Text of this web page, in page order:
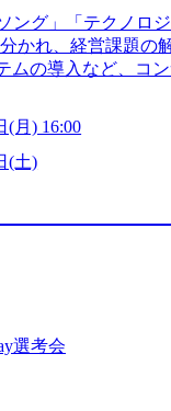
ベンチャー。創業
public/images/
業界を経験するこ
内スカウトや社内
内装8億円超のか
ランキング受賞歴
の自由度が高く、
面でのコミュニケ
日(土) 10:00～最長
の流れ 受付 → 会
ング」「テクノロ
かれ、経営課題の
ムの導入など、コ
に良質な顧客基盤
ントとして抱えて
るグローバル化」
はKDDIと合弁会社
ス技術で新たなイ
に行う 採用資料
document-2/
careers-blog) 江
articles/-/
(月) 16:00
(土)
選考会